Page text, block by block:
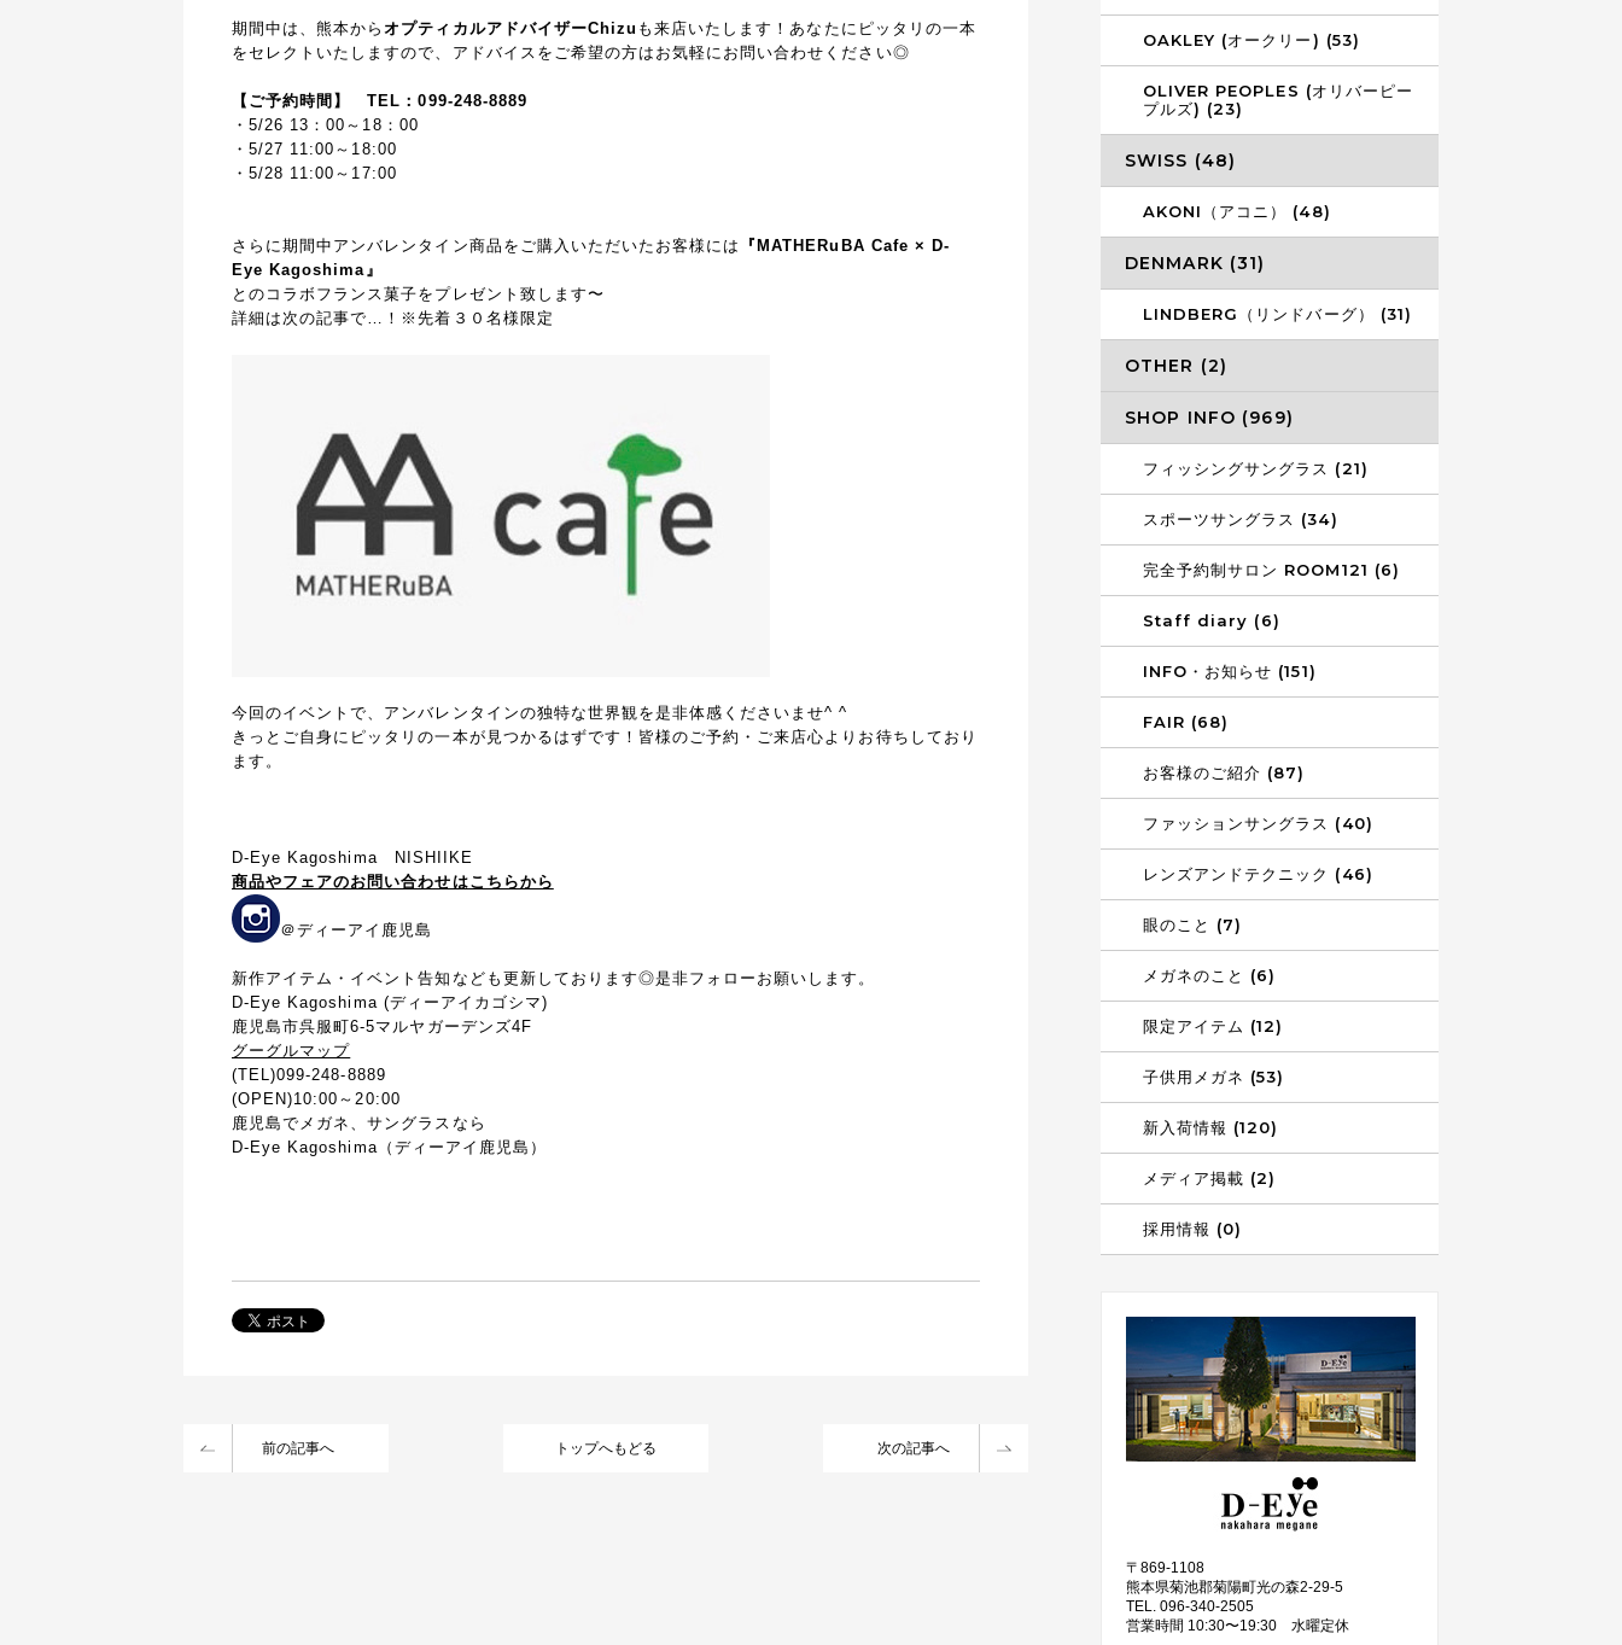
期間中は、熊本からオプティカルアドバイザーChizu も来店いたします！あなたにピッタリの一本
をセレクトいたしますので、アドバイスをご希望の方はお気軽にお問い合わせください◎
【ご予約時間】
TEL：099-248-8889
・5/26 13：00～18：00
・5/27 11:00～18:00
・5/28 11:00～17:00
さらに期間中アンバレンタイン商品をご購入いただいたお客様には
『MATHERuBA Cafe × D-
Eye Kagoshima』
とのコラボフランス菓子をプレゼント致します〜
詳細は次の記事で…！ ※先着３０名様限定
今回のイベントで、アンバレンタインの独特な世界観を是非体感くださいませ^ ^
きっとご自身にピッタリの一本が見つかるはずです！皆様のご予約・ご来店心よりお待ちしており
ます。
D-Eye Kagoshima NISHIIKE
商品やフェアのお問い合わせはこちらから
＠ディーアイ鹿児島
新作アイテム・イベント告知なども更新しております◎是非フォローお願いします。
D-Eye Kagoshima (ディーアイカゴシマ)
鹿児島市呉服町6-5マルヤガーデンズ4F
グーグルマップ
(TEL)099-248-8889
(OPEN)10:00～20:00
鹿児島でメガネ、サングラスなら
D-Eye Kagoshima（ディーアイ鹿児島）
前の記事へ トップへもどる 次の記事へ
OAKLEY (オークリー) (53)
OLIVER PEOPLES (オリバーピー
プルズ) (23)
SWISS (48)
AKONI（アコニ） (48)
DENMARK (31)
LINDBERG（リンドバーグ） (31)
OTHER (2)
SHOP INFO (969)
フィッシングサングラス (21)
スポーツサングラス (34)
完全予約制サロン ROOM121 (6)
Staff diary (6)
INFO・お知らせ (151)
FAIR (68)
お客様のご紹介 (87)
ファッションサングラス (40)
レンズアンドテクニック (46)
眼のこと (7)
メガネのこと (6)
限定アイテム (12)
子供用メガネ (53)
新入荷情報 (120)
メディア掲載 (2)
採用情報 (0)
〒869-1108
熊本県菊池郡菊陽町光の森2-29-5
TEL. 096-340-2505
営業時間 10:30〜19:30 水曜定休